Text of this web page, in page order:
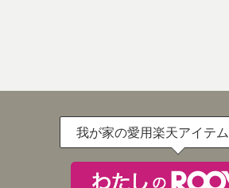
我が家の愛用楽天アイテム